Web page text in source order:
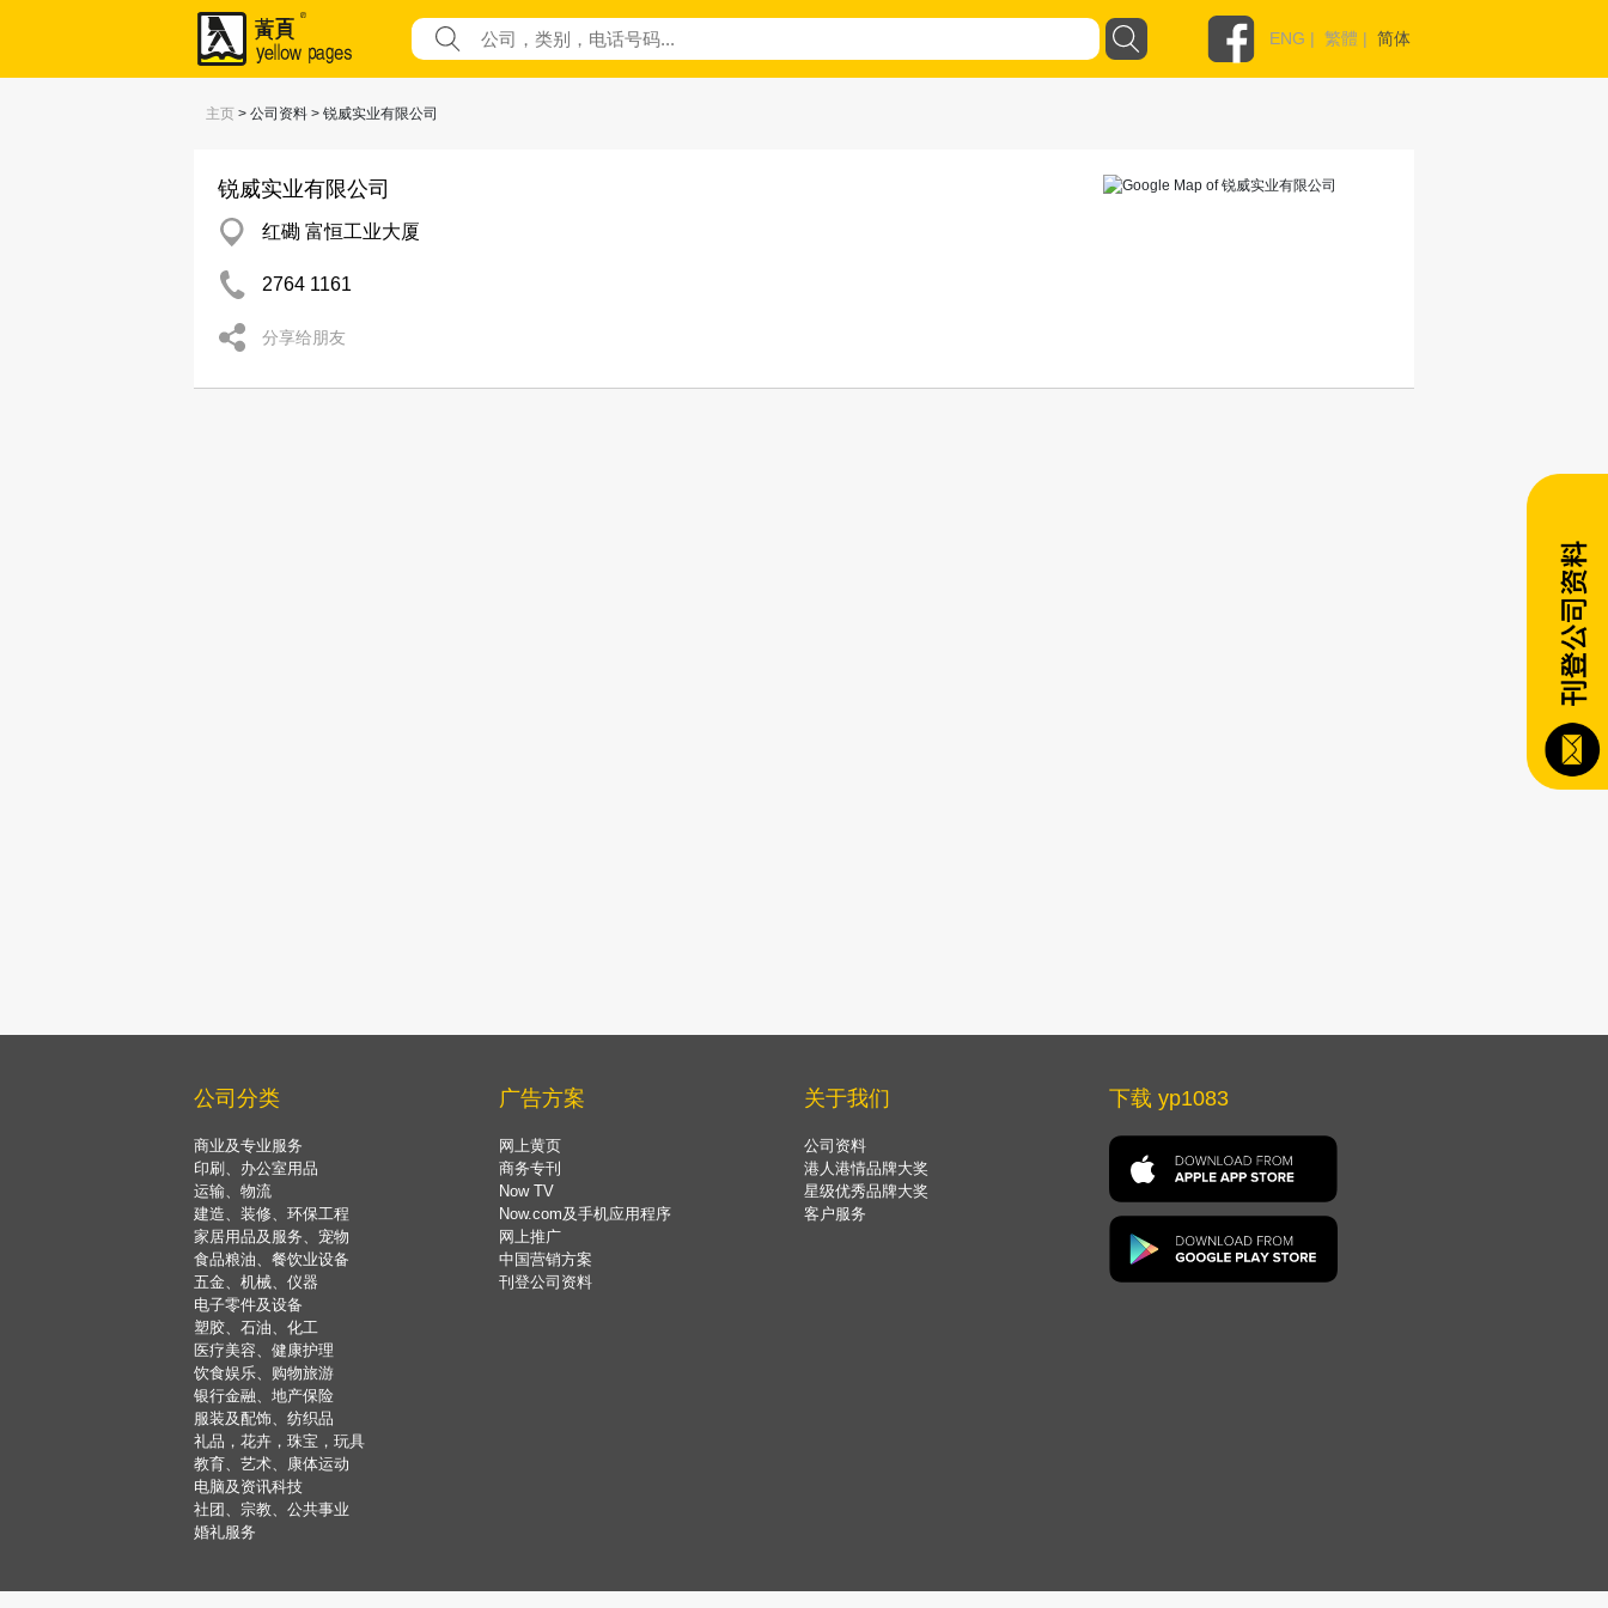
ENG | 繁體 | 简体
主页 > 公司资料 > 锐威实业有限公司
锐威实业有限公司
红磡 富恒工业大厦
2764 1161
分享给朋友
公司分类
商业及专业服务
印刷、办公室用品
运输、物流
建造、装修、环保工程
家居用品及服务、宠物
食品粮油、餐饮业设备
五金、机械、仪器
电子零件及设备
塑胶、石油、化工
医疗美容、健康护理
饮食娱乐、购物旅游
银行金融、地产保险
服装及配饰、纺织品
礼品，花卉，珠宝，玩具
教育、艺术、康体运动
电脑及资讯科技
社团、宗教、公共事业
婚礼服务
广告方案
网上黄页
商务专刊
Now TV
Now.com及手机应用程序
网上推广
中国营销方案
刊登公司资料
关于我们
公司资料
港人港情品牌大奖
星级优秀品牌大奖
客户服务
下载 yp1083